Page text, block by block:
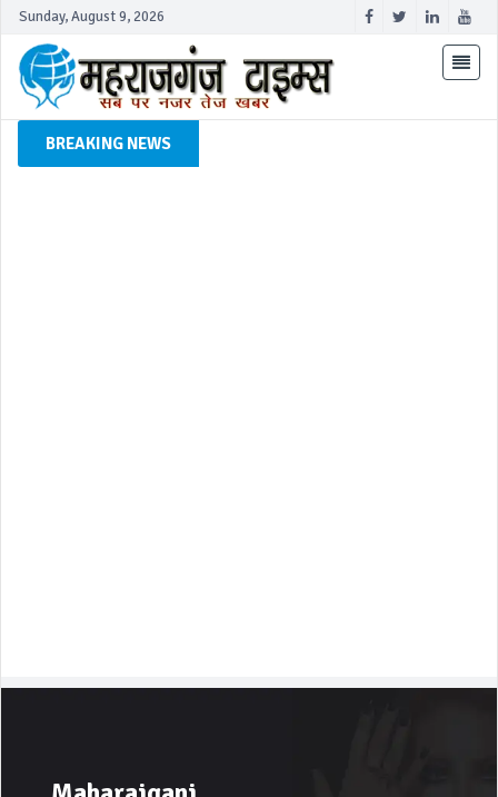
Sunday, August 9, 2026
BREAKING NEWS